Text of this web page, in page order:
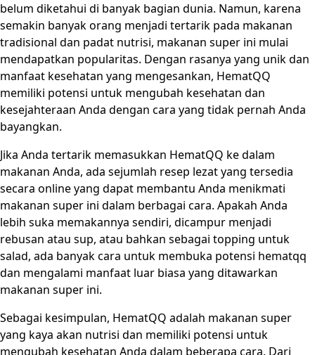
belum diketahui di banyak bagian dunia. Namun, karena
semakin banyak orang menjadi tertarik pada makanan
tradisional dan padat nutrisi, makanan super ini mulai
mendapatkan popularitas. Dengan rasanya yang unik dan
manfaat kesehatan yang mengesankan, HematQQ
memiliki potensi untuk mengubah kesehatan dan
kesejahteraan Anda dengan cara yang tidak pernah Anda
bayangkan.
Jika Anda tertarik memasukkan HematQQ ke dalam
makanan Anda, ada sejumlah resep lezat yang tersedia
secara online yang dapat membantu Anda menikmati
makanan super ini dalam berbagai cara. Apakah Anda
lebih suka memakannya sendiri, dicampur menjadi
rebusan atau sup, atau bahkan sebagai topping untuk
salad, ada banyak cara untuk membuka potensi hematqq
dan mengalami manfaat luar biasa yang ditawarkan
makanan super ini.
Sebagai kesimpulan, HematQQ adalah makanan super
yang kaya akan nutrisi dan memiliki potensi untuk
mengubah kesehatan Anda dalam beberapa cara. Dari